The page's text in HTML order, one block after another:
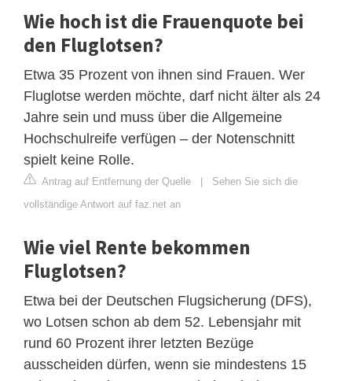
Wie hoch ist die Frauenquote bei
den Fluglotsen?
Etwa 35 Prozent von ihnen sind Frauen. Wer
Fluglotse werden möchte, darf nicht älter als 24
Jahre sein und muss über die Allgemeine
Hochschulreife verfügen – der Notenschnitt
spielt keine Rolle.
Antrag auf Entfernung der Quelle | Sehen Sie sich die
vollständige Antwort auf faz.net an
Wie viel Rente bekommen
Fluglotsen?
Etwa bei der Deutschen Flugsicherung (DFS),
wo Lotsen schon ab dem 52. Lebensjahr mit
rund 60 Prozent ihrer letzten Bezüge
ausscheiden dürfen, wenn sie mindestens 15